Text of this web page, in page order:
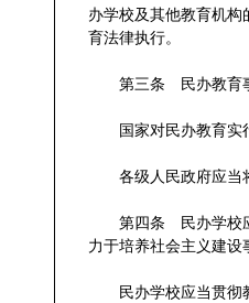
办学校及其他教育机
育法律执行。
第三条 民办教育事
国家对民办教育实行
各级人民政府应当
第四条 民办学校应
力于培养社会主义建
民办学校应当贯彻教